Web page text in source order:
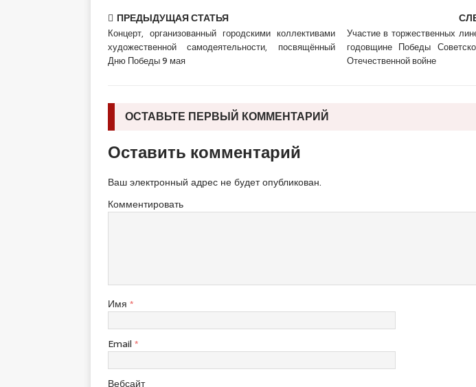
ПРЕДЫДУЩАЯ СТАТЬЯ
Концерт, организованный городскими коллективами
художественной самодеятельности, посвящённый
Дню Победы 9 мая
Участие в торжественных
годовщине Победы
Отечественной войне
ОСТАВЬТЕ ПЕРВЫЙ КОММЕНТАРИЙ
Оставить комментарий
Ваш электронный адрес не будет опубликован.
Комментировать
Имя *
Email *
Вебсайт